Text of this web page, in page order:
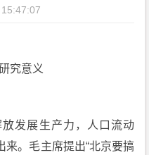
究意义
发展生产力，人口流动
来。毛主席提出“北京要搞